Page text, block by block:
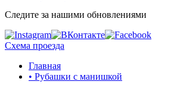
Следите за нашими обновлениями
Схема проезда
Главная
• Рубашки с манишкой